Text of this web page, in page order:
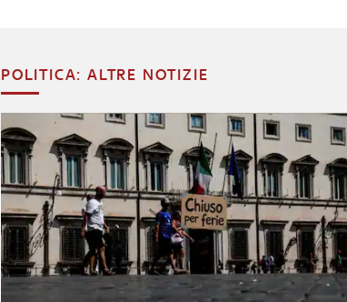
POLITICA: ALTRE NOTIZIE